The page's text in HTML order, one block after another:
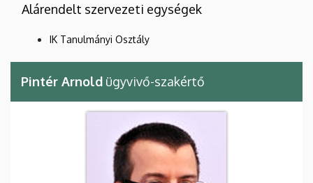
Alárendelt szervezeti egységek
IK Tanulmányi Osztály
Pintér Arnold ügyvivő-szakértő